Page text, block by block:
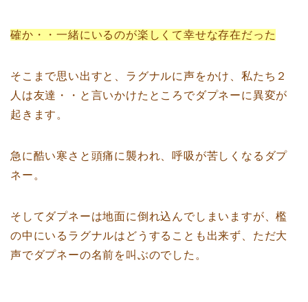
確か・・一緒にいるのが楽しくて幸せな存在だった
そこまで思い出すと、ラグナルに声をかけ、私たち２
人は友達・・と言いかけたところでダプネーに異変が
起きます。
急に酷い寒さと頭痛に襲われ、呼吸が苦しくなるダプ
ネー。
そしてダプネーは地面に倒れ込んでしまいますが、檻
の中にいるラグナルはどうすることも出来ず、ただ大
声でダプネーの名前を叫ぶのでした。